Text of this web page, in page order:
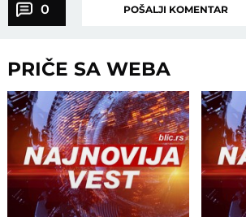
0 POŠALJI KOMENTAR
PRIČE SA WEBA